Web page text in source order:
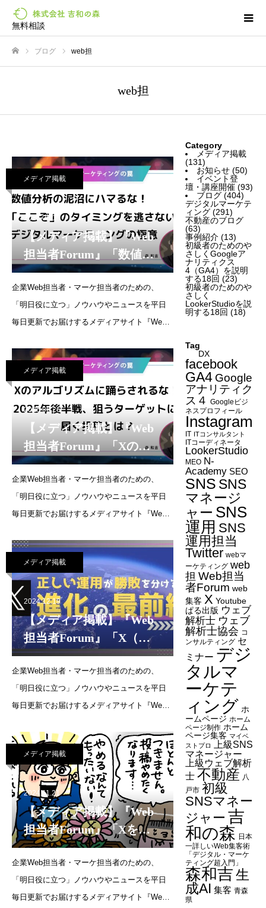
無料相談
ブログ web担
web担
メディア掲載
2025.08.1
【メディア掲載】『Web
担当者Forum』「数値分
析の泥沼にハマるな！
「ここぞ」のタイミング
を逃さないデジタルマー
ケティングの極意」
企業Web担当者・マーケ担当者のための、
「明日役に立つ」ノウハウやニュースを平日
毎日更新でお届けするメディアサイト『Web
ルマーケティングの罠」が更新されました。
数値分析の泥沼にハマるな！ 「ここぞ」のタ
イミングを逃さないデ
メディア掲載
2025.06.26
【メディア掲載】『Web
担当者Forum』「Xのア
ルゴリズムに踊らされる
な！ 2025年後半戦、狙う
ターゲットに届く投稿と
は？」（2025年6月26日）
企業Web担当者・マーケ担当者のための、
「明日役に立つ」ノウハウやニュースを平日
毎日更新でお届けするメディアサイト『Web
れました。前回までは連載企画として「SNS
運用の質問教室」でしたが、今回からは考察
ネタに変わっております。
メディア掲載
2024.12.19
【メディア掲載】『Web
担当者Forum』「X（旧
Twitter）の利用規約改定
「中身のない」アカウン
トが次々閉鎖…その背景
とねらいを考える」
企業Web担当者・マーケ担当者のための、
「明日役に立つ」ノウハウやニュースを平日
毎日更新でお届けするメディアサイト『Web
れました。前回までは連載企画として「SNS
運用の質問教室」でしたが、今回からは考察
ネタに変わっております。
メディア掲載
2024.11.21
【メディア掲載】『Web
担当者Forum』「Xを運
用して3ヶ月。いいねもほ
とんどつかず、反応もと
れません。どうすればい
いでしょうか？」（2024
企業Web担当者・マーケ担当者のための、
「明日役に立つ」ノウハウやニュースを平日
毎日更新でお届けするメディアサイト『Web
Category
メディア掲載
(131)
お知らせ(50)
イベント登
壇・講座開催(93)
ブログ(404)
デジタルマーケテ
ィング(291)
不動産のブログ
(63)
事例紹介(13)
初級者のためのや
さしくGoogleア
ナリティクス
4（GA4）を説明
する18回 (23)
初級者のためのや
さしく
LookerStudioを説
明する18回 (18)
Tag
DX
facebook
GA4 Google
アナリティク
ス４
Googleビジ
ネスプロフィール
Instagram
IT ITコンサルタント
ITコーディネータ
LookerStudio
MEO N-
Academy SEO
SNS SNS
マネージ
ャー SNS
運用 SNS
運用担当
Twitter webマ
ーケティング web
担 Web担当
者Forum web
集客 X Youtube
ぱる出版 ウェブ
解析士 ウェブ
解析士協会 コ
ンサルティング セ
ミナー デジ
タルマ
ーケテ
ィング ホ
ームページ ホーム
ページ制作 ホーム
ページ集客 マイベ
ストプロ
上級SNS
マネージャー
上級ウェブ解析
士 不動産 八
戸市 初級
SNSマネー
ジャー 吉
和の森 日本
一詳しいWeb集客術
「デジタル・マーケ
ティング超入門」
森和吉生
成AI 集客 青森
県